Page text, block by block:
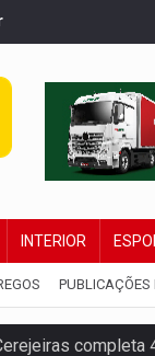
INTERIOR
PUBLICAÇÕES
completa